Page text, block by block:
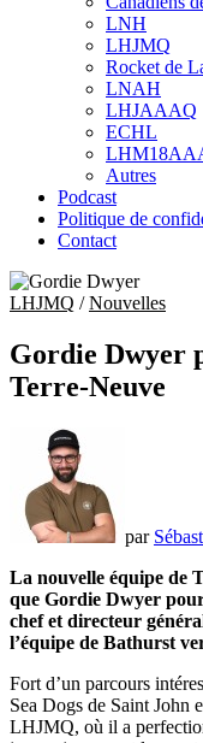
sub
menu
LNH
LHJMQ
Rocket de
LNAH
LHJAAAQ
ECHL
Autres
Podcast
Politique de
Contact
LHJMQ /Nouvelles
Gordie Dwyer
Terre-Neuve
par
La nouvelle équipe de
que Gordie Dwyer
chef et directeur
l’équipe de Bathurst
Fort d’un parcours
Sea Dogs de Saint John
LHJMQ, où il a